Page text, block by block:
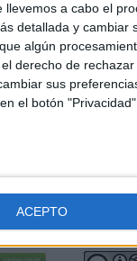
a cabo el
detallada y cambiar
algún
derecho de rechazar
sus
el botón
ACEPTO